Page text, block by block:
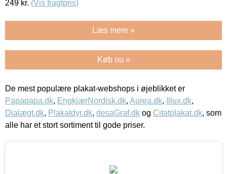
249 kr. (Vis fragtpris)
Læs mere »
Køb nu »
De mest populære plakat-webshops i øjeblikket er
Papapapa.dk, EngkjærNordisk.dk, Aurea.dk, Illux.dk,
Dialægt.dk, Plakatdyr.dk, desaGraf.dk og Citatplakat.dk, som
alle har et stort sortiment til gode priser.